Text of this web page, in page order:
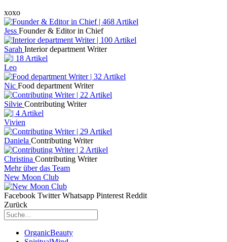
xoxo
Jess Founder & Editor in Chief
Sarah Interior department Writer
Leo
Nic Food department Writer
Silvie Contributing Writer
Vivien
Daniela Contributing Writer
Christina Contributing Writer
Mehr über das Team
New Moon Club
Facebook Twitter Whatsapp Pinterest Reddit
Zurück
OrganicBeauty